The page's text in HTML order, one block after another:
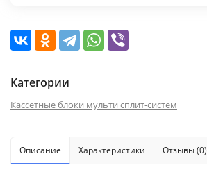
Категории
Кассетные блоки мульти сплит-систем
Описание Характеристики Отзывы (0)